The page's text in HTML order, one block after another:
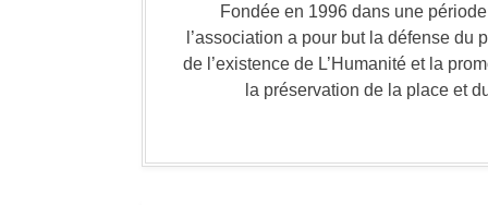
Fondée en 1996 dans une
l’association a pour but la défense
de l’existence de L’Humanité et la
la préservation de la place et